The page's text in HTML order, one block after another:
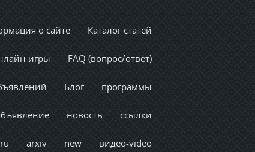
о сайте Каталог статей
игры FAQ (вопрос/ответ)
Блог программы
новость ссылки
arxiv new видео-video